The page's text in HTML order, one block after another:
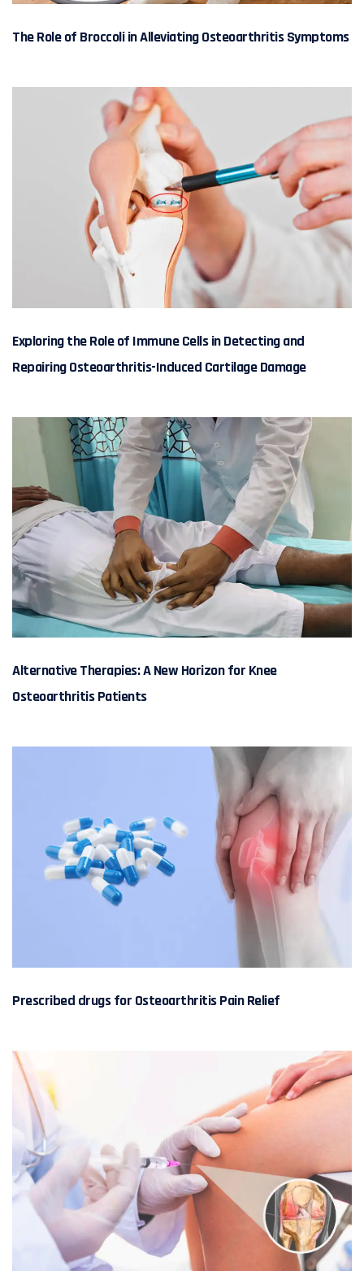
The Role of Broccoli in Alleviating Osteoarthritis Symptoms
Exploring the Role of Immune Cells in Detecting and
Repairing Osteoarthritis-Induced Cartilage Damage
Alternative Therapies: A New Horizon for Knee
Osteoarthritis Patients
Prescribed drugs for Osteoarthritis Pain Relief